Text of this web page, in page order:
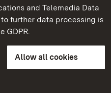
and Telemedia Data
further data processing is
GDPR.
Allow all cookies
Baden-Wuerttemberg